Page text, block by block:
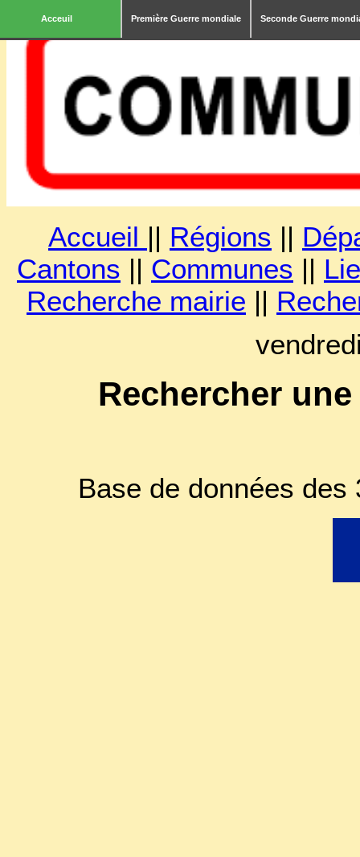
Acceuil Première Guerre mondiale Seconde Guerre
Accueil || Régions ||
Cantons || Communes ||
Recherche mairie ||
Rechercher
Base de données